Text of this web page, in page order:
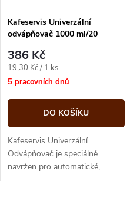
Kafeservis Univerzální
odvápňovač 1000 ml/20
386 Kč
Měrná
cena:
19,30 Kč / 1 ks
5 pracovních dnů
DO KOŠÍKU
Kafeservis Univerzální
Odvápňovač je speciálně
navržen pro automatické,
pákové a kapslové kávovary.